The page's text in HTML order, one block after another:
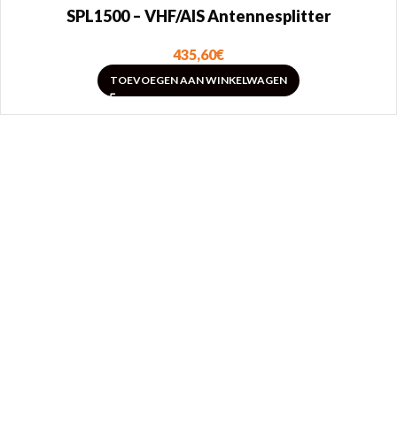
SPL1500 – VHF/AIS Antennesplitter
435,60€
TOEVOEGEN AAN WINKELWAGEN